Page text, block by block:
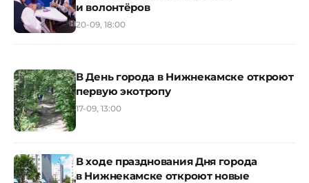
и волонтёров
20-09, 18:00
В День города в Нижнекамске откроют
первую экотропу
17-09, 13:00
В ходе празднования Дня города
в Нижнекамске откроют новые